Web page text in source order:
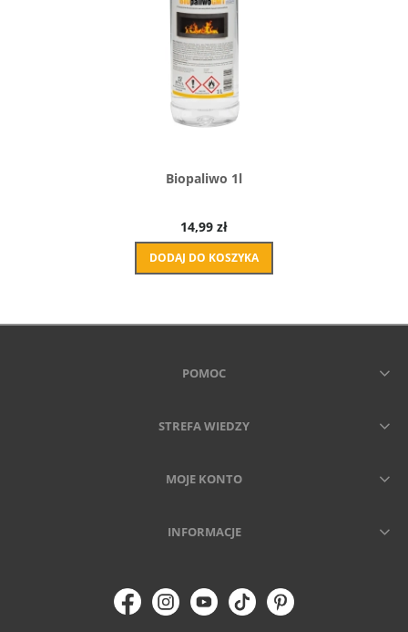
Biopaliwo 1l
14,99 zł
DODAJ DO KOSZYKA
POMOC
STREFA WIEDZY
MOJE KONTO
INFORMACJE